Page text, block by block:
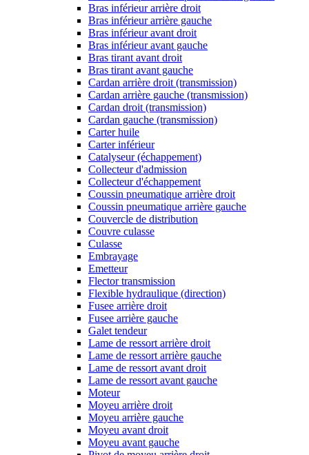
Bras inférieur arrière droit
Bras inférieur arrière gauche
Bras inférieur avant droit
Bras inférieur avant gauche
Bras tirant avant droit
Bras tirant avant gauche
Cardan arrière droit (transmission)
Cardan arrière gauche (transmission)
Cardan droit (transmission)
Cardan gauche (transmission)
Carter huile
Carter inférieur
Catalyseur (échappement)
Collecteur d'admission
Collecteur d'échappement
Coussin pneumatique arrière droit
Coussin pneumatique arrière gauche
Couvercle de distribution
Couvre culasse
Culasse
Embrayage
Emetteur
Flector transmission
Flexible hydraulique (direction)
Fusee arrière droit
Fusee arrière gauche
Galet tendeur
Lame de ressort arrière droit
Lame de ressort arrière gauche
Lame de ressort avant droit
Lame de ressort avant gauche
Moteur
Moyeu arrière droit
Moyeu arrière gauche
Moyeu avant droit
Moyeu avant gauche